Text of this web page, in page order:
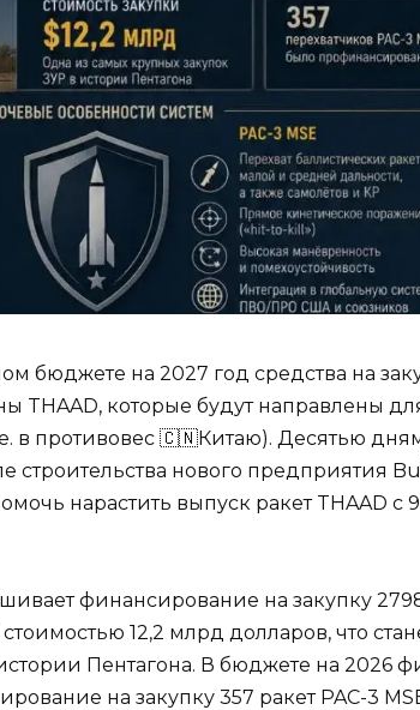
бюджете на 2027 год средства на
THAAD, которые будут направлены
в противовес 🇨🇳Китаю). Десятью
строительства нового предприятия
нарастить выпуск ракет THAAD с
финансирование на закупку
12,2 млрд долларов, что
Пентагона. В бюджете на 2026
на закупку 357 ракет PAC-3